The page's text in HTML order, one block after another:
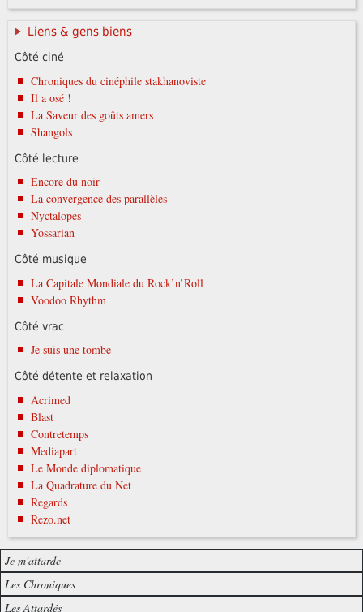
Liens & gens biens
Côté ciné
Chroniques du cinéphile stakhanoviste
Il a osé !
La Saveur des goûts amers
Shangols
Côté lecture
Encore du noir
La convergence des parallèles
Nyctalopes
Yossarian
Côté musique
La Capitale Mondiale du Rock’n’Roll
Voodoo Rhythm
Côté vrac
Je suis une tombe
Côté détente et relaxation
Acrimed
Blast
Contretemps
Mediapart
Le Monde diplomatique
La Quadrature du Net
Regards
Rezo.net
Je m'attarde
Les Chroniques
Les Attardés